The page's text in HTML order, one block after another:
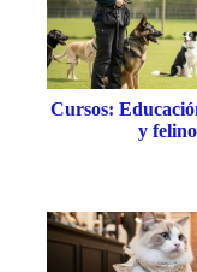
Cursos:
y